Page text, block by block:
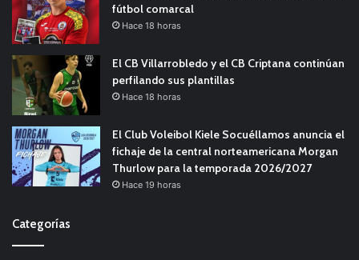
fútbol comarcal
Hace 18 horas
El CB Villarrobledo y el CB Criptana continúan
perfilando sus plantillas
Hace 18 horas
El Club Voleibol Kiele Socuéllamos anuncia el
fichaje de la central norteamericana Morgan
Thurlow para la temporada 2026/2027
Hace 19 horas
Categorías